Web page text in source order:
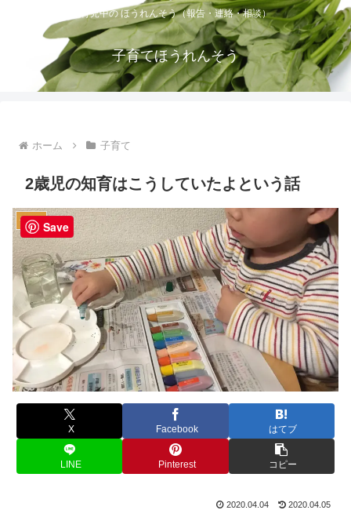
育児中の ほうれんそう（報告・連絡・相談）
子育てほうれんそう
ホーム 子育て
2歳児の知育はこうしていたよという話
子育て
X Facebook はてブ
LINE Pinterest コピー
2020.04.04 2020.04.05
Save